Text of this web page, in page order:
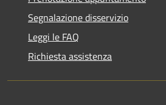
Segnalazione disservizio
Leggi le FAQ
Richiesta assistenza